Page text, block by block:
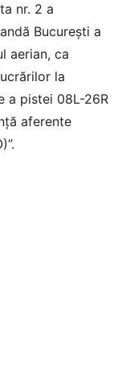
nr. 2 a
Bucureşti a
aerian, ca
la
a pistei 08L-26R
aferente